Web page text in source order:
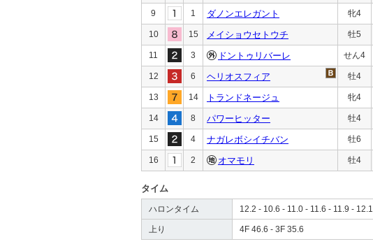
9 1 ダノンエレガント 牝4
10 15 メイショウセトウチ 牡5
11 3 ドントゥリバーレ せん4
12 6 ヘリオスフィア 牡4
13 14 トランドネージュ 牝4
14 8 パワーヒッター 牡4
15 4 ナガレボシイチバン 牡6
16 2 オマモリ 牡4
タイム
ハロンタイム 12.2 - 10.6 - 11.0 - 11.6 - 11.9 - 12.1
上り 4F 46.6 - 3F 35.6